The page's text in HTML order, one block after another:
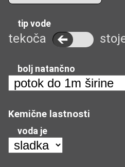
tip vode
tekoča
bolj natančno
Kemične lastnosti
voda je